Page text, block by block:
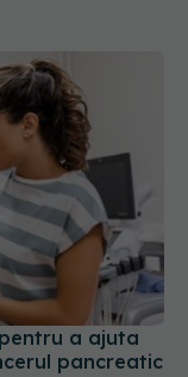
a ajuta
pancreatic